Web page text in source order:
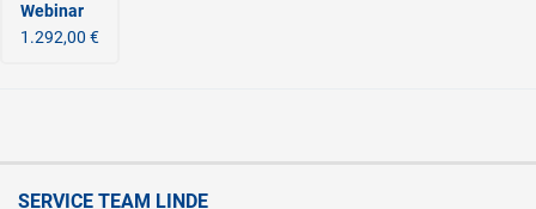
Webinar
1.292,00 €
SERVICE TEAM LINDE